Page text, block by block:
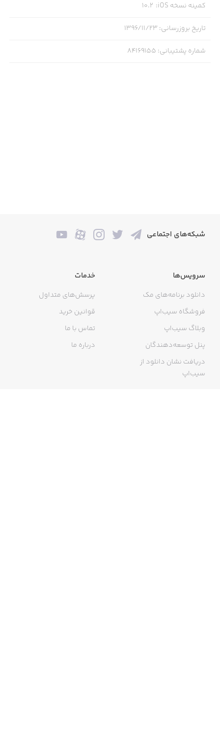
کمینه نسخه iOS :
10.2
تاریخ بروزرسانی: ۱۳۹۶/۱۱/۲۳
شماره پشتیبانی:
84169155
شبکه‌های اجتماعی
سرویس‌ها
دانلود برنامه‌های مک
فروشگاه سیب‌اپ
وبلاگ سیب‌اپ
پنل توسعه‌دهندگان
دریافت نشان دانلود از
سیب‌اپ
خدمات
پرسش‌های متداول
قوانین خرید
تماس با ما
درباره ما